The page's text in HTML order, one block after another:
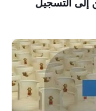
إلى التسجيل